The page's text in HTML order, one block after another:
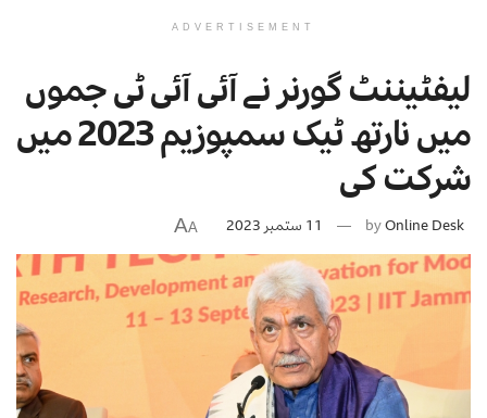
ADVERTISEMENT
لیفٹیننٹ گورنر نے آئی آئی ٹی جموں
میں نارتھ ٹیک سمپوزیم 2023 میں
شرکت کی
byOnline Desk 11 ستمبر 2023 A
A